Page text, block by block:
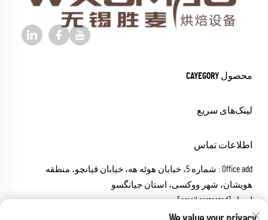
محصول CAYEGORY
لینک‌های سریع
اطلاعات تماس
Office add : شماره 5، خیابان هوئه هه، خیابان قیانچو، منطقه
هویشان، شهر ووکسی، استان جیانگسو
ایمیل:[email protected]
تماس:+86-18652826331